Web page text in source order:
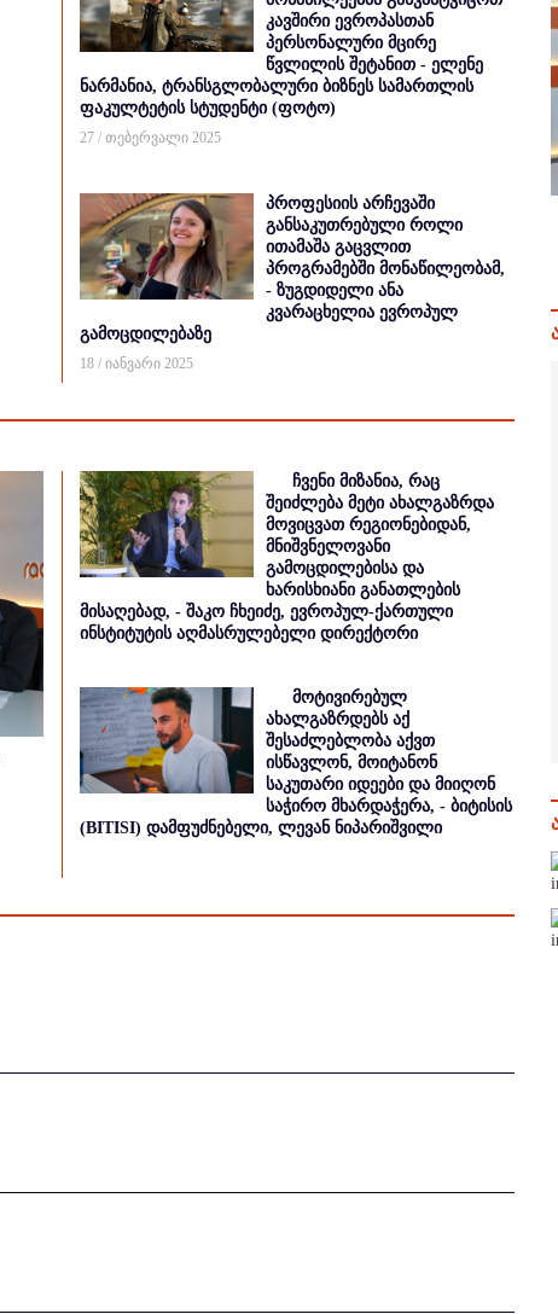
კავშირი ევროპასთან
პერსონალური მცირე
წვლილის შეტანით - ელენე
ნარმანია, ტრანსგლობალური ბიზნეს სამართლის
ფაკულტეტის სტუდენტი (ფოტო)
27 / თებერვალი 2025
პროფესიის არჩევაში
განსაკუთრებული როლი
ითამაშა გაცვლით
პროგრამებში მონაწილეობამ,
- ზუგდიდელი ანა
კვარაცხელია ევროპულ
გამოცდილებაზე
18 / იანვარი 2025
ჩვენი მიზანია, რაც
შეიძლება მეტი ახალგაზრდა
მოვიცვათ რეგიონებიდან,
მნიშვნელოვანი
გამოცდილებისა და
ხარისხიანი განათლების
მისაღებად, - შაკო ჩხეიძე, ევროპულ-ქართული
ინსტიტუტის აღმასრულებელი დირექტორი
მოტივირებულ
ახალგაზრდებს აქ
შესაძლებლობა აქვთ
ისწავლონ, მოიტანონ
საკუთარი იდეები და მიიღონ
საჭირო მხარდაჭერა, - ბიტისის
(BITISI) დამფუძნებელი, ლევან ნიპარიშვილი